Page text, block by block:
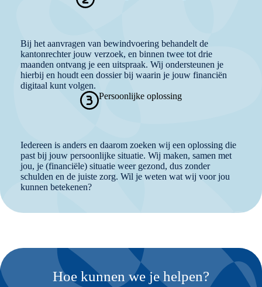
Bij het aanvragen van bewindvoering behandelt de
kantonrechter jouw verzoek, en binnen twee tot drie
maanden ontvang je een uitspraak. Wij ondersteunen je
hierbij en houdt een dossier bij waarin je jouw financiën
digitaal kunt volgen.
Persoonlijke oplossing
Iedereen is anders en daarom zoeken wij een oplossing die
past bij jouw persoonlijke situatie. Wij maken, samen met
jou, je (financiële) situatie weer gezond, dus zonder
schulden en de juiste zorg. Wil je weten wat wij voor jou
kunnen betekenen?
Hoe kunnen we je helpen?